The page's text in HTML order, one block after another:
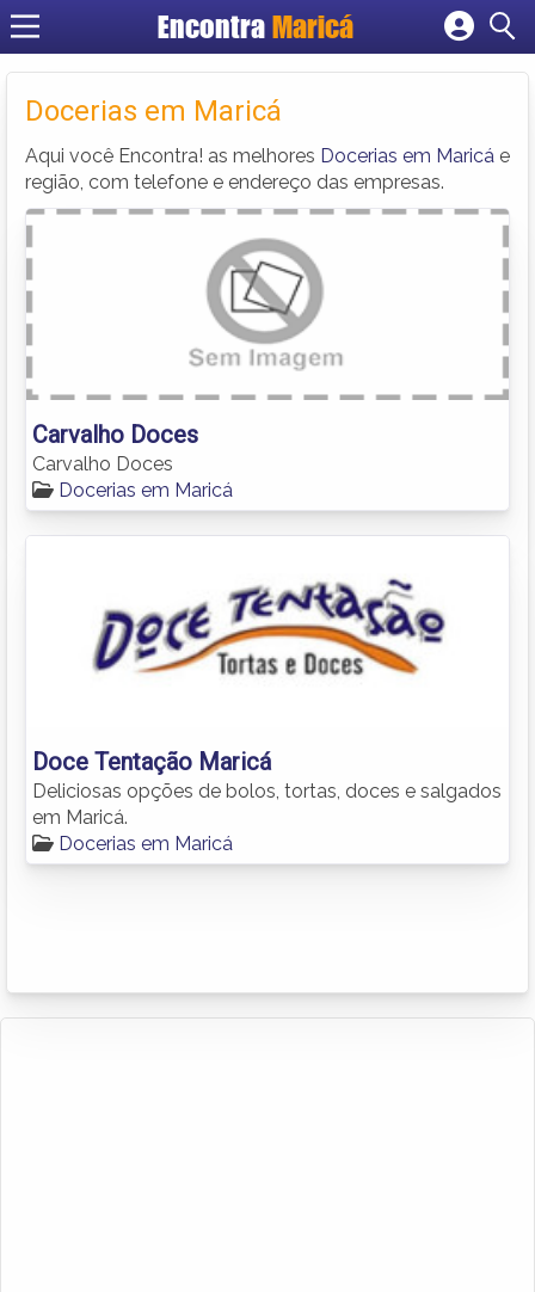
EncontraMaricá
Cadastrar empresa
Criar conta
Docerias em Maricá
Aqui você Encontra! as melhores Docerias em Maricá e
região, com telefone e endereço das empresas.
Carvalho Doces
Carvalho Doces
Docerias em Maricá
Doce Tentação Maricá
Deliciosas opções de bolos, tortas, doces e salgados
em Maricá.
Docerias em Maricá